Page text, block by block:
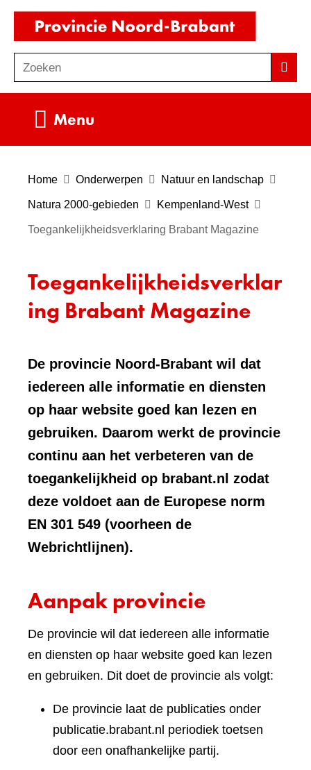
Ga
de
inhoud
o
e
Zoeken
Menu
Home Onderwerpen Natuur en landschap
Natura 2000-gebieden Kempenland-West
Toegankelijkheidsverklaring Brabant Magazine
Toegankelijkheidsverklar
ing Brabant Magazine
De provincie Noord-Brabant wil dat
iedereen alle informatie en diensten
op haar website goed kan lezen en
gebruiken. Daarom werkt de provincie
continu aan het verbeteren van de
toegankelijkheid op brabant.nl zodat
deze voldoet aan de Europese norm
EN 301 549 (voorheen de
Webrichtlijnen).
Aanpak provincie
De provincie wil dat iedereen alle informatie
en diensten op haar website goed kan lezen
en gebruiken. Dit doet de provincie als volgt:
De provincie laat de publicaties onder
publicatie.brabant.nl periodiek toetsen
door een onafhankelijke partij.